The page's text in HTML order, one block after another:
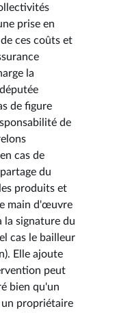
prise en
ces coûts et
la
de figure
de
cas de
du
produits et
main d'œuvre
la signature du
cas le bailleur
Elle ajoute
peut
bien qu'un
un propriétaire